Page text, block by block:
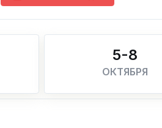
5-8
ОКТЯБРЯ